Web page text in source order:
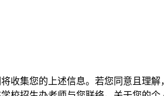
集您的上述信息。若您同意且理